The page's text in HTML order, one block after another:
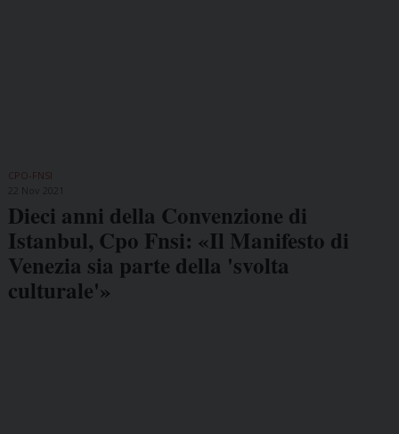
CPO-FNSI
Dieci anni della Convenzione di
Istanbul, Cpo Fnsi: «Il Manifesto di
Venezia sia parte della 'svolta
culturale'»